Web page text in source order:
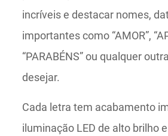
incríveis e destacar nomes,
importantes como “AMOR”,
“PARABÉNS” ou qualquer
desejar.
Cada letra tem acabamento
iluminação LED de alto brilho